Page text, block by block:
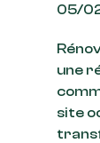
05/
une
site